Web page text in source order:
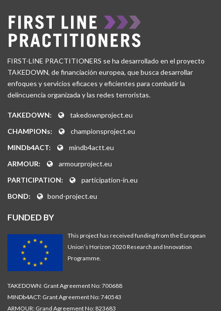
FIRST-LINE PRACTITIONERS se ha desarrollado en el proyecto
TAKEDOWN, de financiación europea, que busca desarrollar
enfoques y servicios eficaces y eficientes para combatir la
delincuencia organizada y las redes terroristas.
TAKEDOWN:
takedownproject.eu
CHAMPIONs:
championsproject.eu
MINDb4ACT:
mindb4actt.eu
ARMOUR:
armourproject.eu
PARTICIPATION:
participation-in.eu
BOND:
bond-project.eu
FUNDED BY
This project has received funding from the European
Union’s Horizon 2020 Research and Innovation
Programme.
TAKEDOWN: Grant Agreement No: 700688
MINDb4ACT: Grant Agreement No: 740543
ARMOUR: Grand Agreement No: 823683